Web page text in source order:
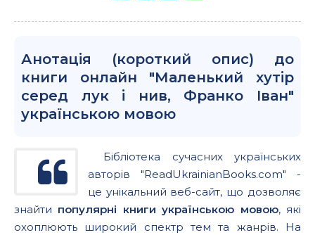
Анотація (короткий опис) до
книги онлайн "Маленький хутір
серед лук і нив, Франко Іван"
українською мовою
Бібліотека сучасних українських
авторів "ReadUkrainianBooks.com" -
це унікальний веб-сайт, що дозволяє
знайти популярні книги українською мовою, які
охоплюють широкий спектр тем та жанрів. На